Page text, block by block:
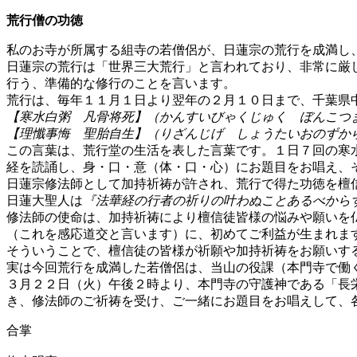
荒行僧の功徳
私のお寺が所属する組寺の若僧侶が、日蓮宗の荒行を成満
日蓮宗の荒行は「世界三大荒行」と言われており、非常に
行う、準備的な修行のことを言います。
荒行は、毎年１１月１日より翌年の２月１０日まで、千葉
【寒水白粥 凡骨将死】（かんすいびゃくじゅく ぼんこつ
【理懺事悔 聖胎自生】（りざんじげ しょうたいおのずか
この言葉は、荒行堂の生活を表した言葉です。１日７回の
経を読誦し、身・口・意（体・口・心）にお題目をお唱え
日蓮宗修法師として加持祈祷が許され、荒行で得た功徳を
日蓮大聖人は 『法華経の行者の祈りの叶わぬことあるべから
修法師の使命は、加持祈祷により檀信徒皆様の悩みや願い
（これを感応道交と言います）に、初めてご利益が生まれま
そういうことで、檀信徒の皆様が祈願や加持祈祷をお願い
実は今回荒行を成満した若僧侶は、当山の役課（本門寺で働
３月２２日（火）午後２時より、本門寺の守護神である「
き、修法師のご祈祷を受け、ご一緒にお題目をお唱えして
合掌